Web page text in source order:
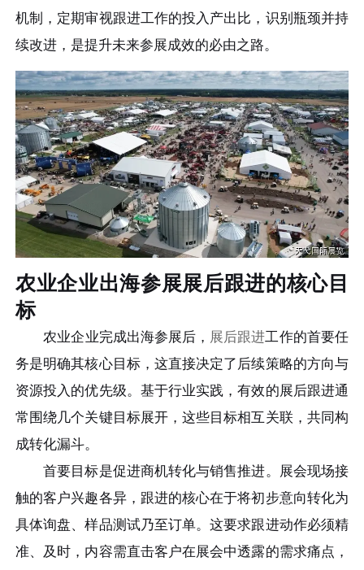
机制，定期审视跟进工作的投入产出比，识别瓶颈并持
续改进，是提升未来参展成效的必由之路。
农业企业出海参展展后跟进的核心目
标
农业企业完成出海参展后， 展后跟进工作的首要任
务是明确其核心目标，这直接决定了后续策略的方向与
资源投入的优先级。基于行业实践，有效的展后跟进通
常围绕几个关键目标展开，这些目标相互关联，共同构
成转化漏斗。
首要目标是促进商机转化与销售推进。展会现场接
触的客户兴趣各异，跟进的核心在于将初步意向转化为
具体询盘、样品测试乃至订单。这要求跟进动作必须精
准、及时，内容需直击客户在展会中透露的需求痛点，